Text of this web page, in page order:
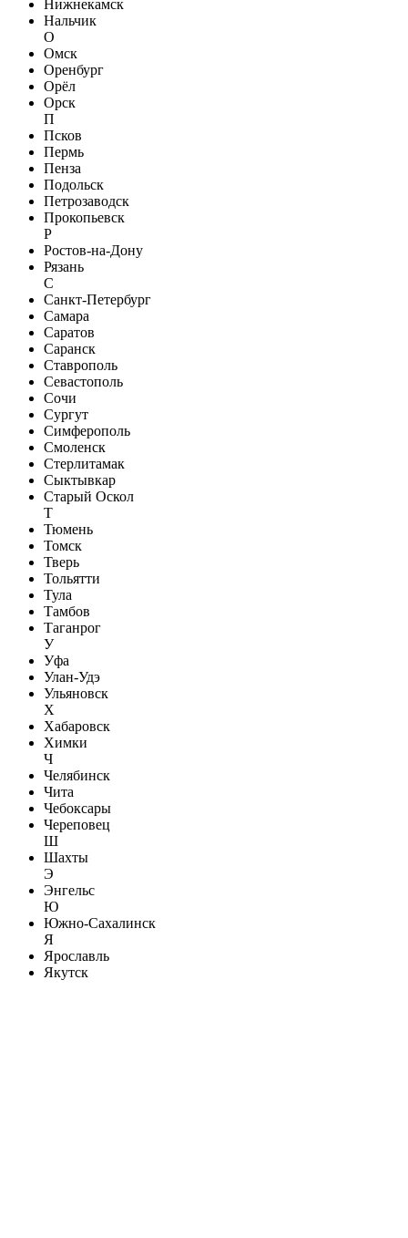
Нижнекамск
Нальчик
О
Омск
Оренбург
Орёл
Орск
П
Псков
Пермь
Пенза
Подольск
Петрозаводск
Прокопьевск
Р
Ростов-на-Дону
Рязань
С
Санкт-Петербург
Самара
Саратов
Саранск
Ставрополь
Севастополь
Сочи
Сургут
Симферополь
Смоленск
Стерлитамак
Сыктывкар
Старый Оскол
Т
Тюмень
Томск
Тверь
Тольятти
Тула
Тамбов
Таганрог
У
Уфа
Улан-Удэ
Ульяновск
Х
Хабаровск
Химки
Ч
Челябинск
Чита
Чебоксары
Череповец
Ш
Шахты
Э
Энгельс
Ю
Южно-Сахалинск
Я
Ярославль
Якутск